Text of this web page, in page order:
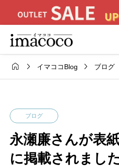
  イマココBlog  ブログ
ブログ
永瀬廉さんが表
に掲載されまし